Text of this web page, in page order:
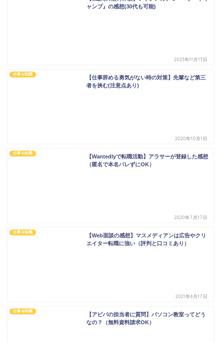
ャンプ』の感想(30代も可能)
2023年11月13日
仕事＆転職
【仕事辞める勇気がない時の対策】先輩など第三
者を挟む(注意点あり)
2020年10月1日
仕事＆転職
【Wantedlyで転職活動】アラサーが登録した感想
（匿名で本名バレずにOK）
2020年7月17日
仕事＆転職
【Web面談の感想】マスメディアンは広告やクリ
エイター転職に強い（評判と口コミあり）
2021年6月17日
仕事＆転職
【アビバの担当者に質問】パソコン教室ってどう
なの？（無料資料請求OK）